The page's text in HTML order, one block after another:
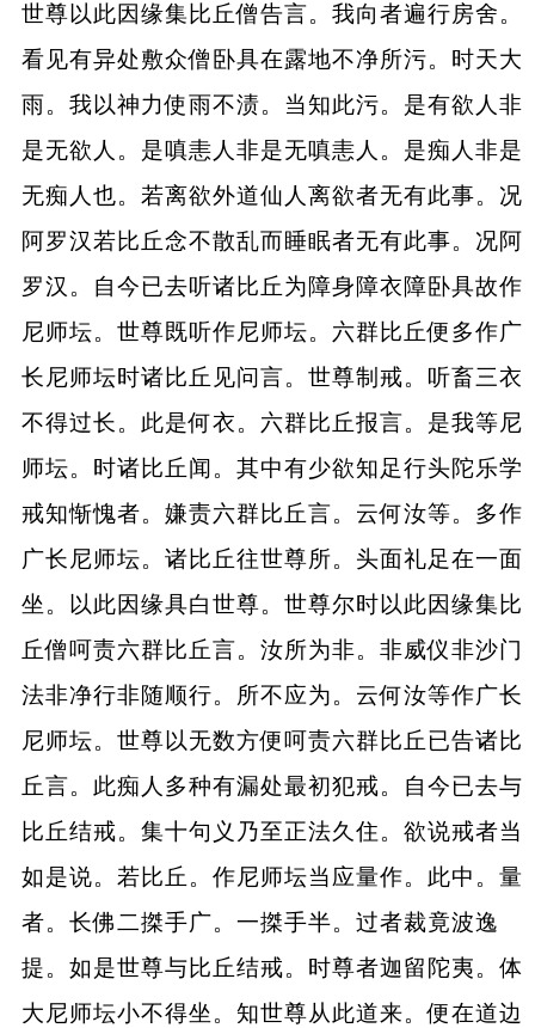
世尊以此因缘集比丘僧告言。我向者遍行房舍。
看见有异处敷众僧卧具在露地不净所污。时天大
雨。我以神力使雨不渍。当知此污。是有欲人非
是无欲人。是嗔恚人非是无嗔恚人。是痴人非是
无痴人也。若离欲外道仙人离欲者无有此事。况
阿罗汉若比丘念不散乱而睡眠者无有此事。况阿
罗汉。自今已去听诸比丘为障身障衣障卧具故作
尼师坛。世尊既听作尼师坛。六群比丘便多作广
长尼师坛时诸比丘见问言。世尊制戒。听畜三衣
不得过长。此是何衣。六群比丘报言。是我等尼
师坛。时诸比丘闻。其中有少欲知足行头陀乐学
戒知惭愧者。嫌责六群比丘言。云何汝等。多作
广长尼师坛。诸比丘往世尊所。头面礼足在一面
坐。以此因缘具白世尊。世尊尔时以此因缘集比
丘僧呵责六群比丘言。汝所为非。非威仪非沙门
法非净行非随顺行。所不应为。云何汝等作广长
尼师坛。世尊以无数方便呵责六群比丘已告诸比
丘言。此痴人多种有漏处最初犯戒。自今已去与
比丘结戒。集十句义乃至正法久住。欲说戒者当
如是说。若比丘。作尼师坛当应量作。此中。量
者。长佛二搩手广。一搩手半。过者裁竟波逸
提。如是世尊与比丘结戒。时尊者迦留陀夷。体
大尼师坛小不得坐。知世尊从此道来。便在道边